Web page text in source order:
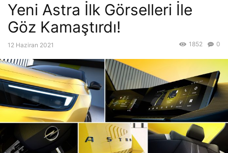
Yeni Astra İlk Görselleri İle
Göz Kamaştırdı!
12 Haziran 2021 0
1852